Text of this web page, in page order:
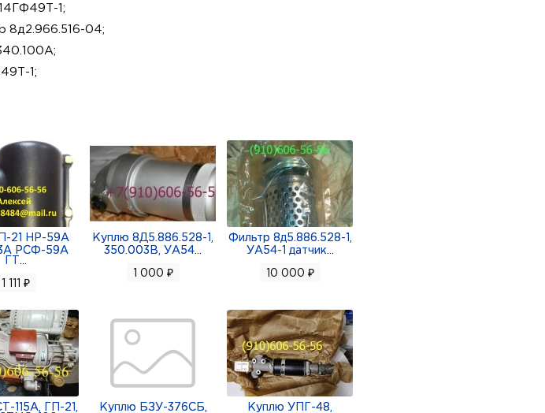
1;
8д2.966.516-04;
1;
21 НР-59А
РСФ-59А
1 111 ₽
Куплю 8Д5.886.528-1,
350.003В, УА54
1 000 ₽
Фильтр 8д5.886.528-1,
УА54-1 датчик
10 000 ₽
115А, ГП-21, Куплю БЗУ-376СБ, Куплю УПГ-48,